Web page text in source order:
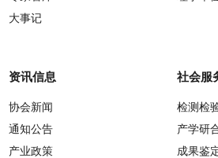
大事记
资讯信息
协会新闻
通知公告
产业政策
社会服
检测检
产学研
成果鉴